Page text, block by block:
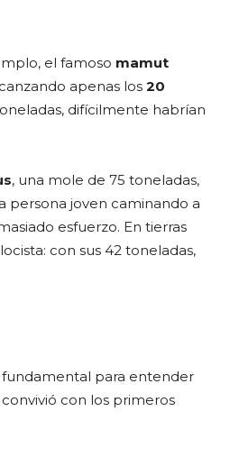
el famoso mamut
apenas los 20
difícilmente habrían
, una mole de 75 toneladas,
persona joven caminando a
esfuerzo. En tierras
con sus 42 toneladas,
fundamental para entender
con los primeros